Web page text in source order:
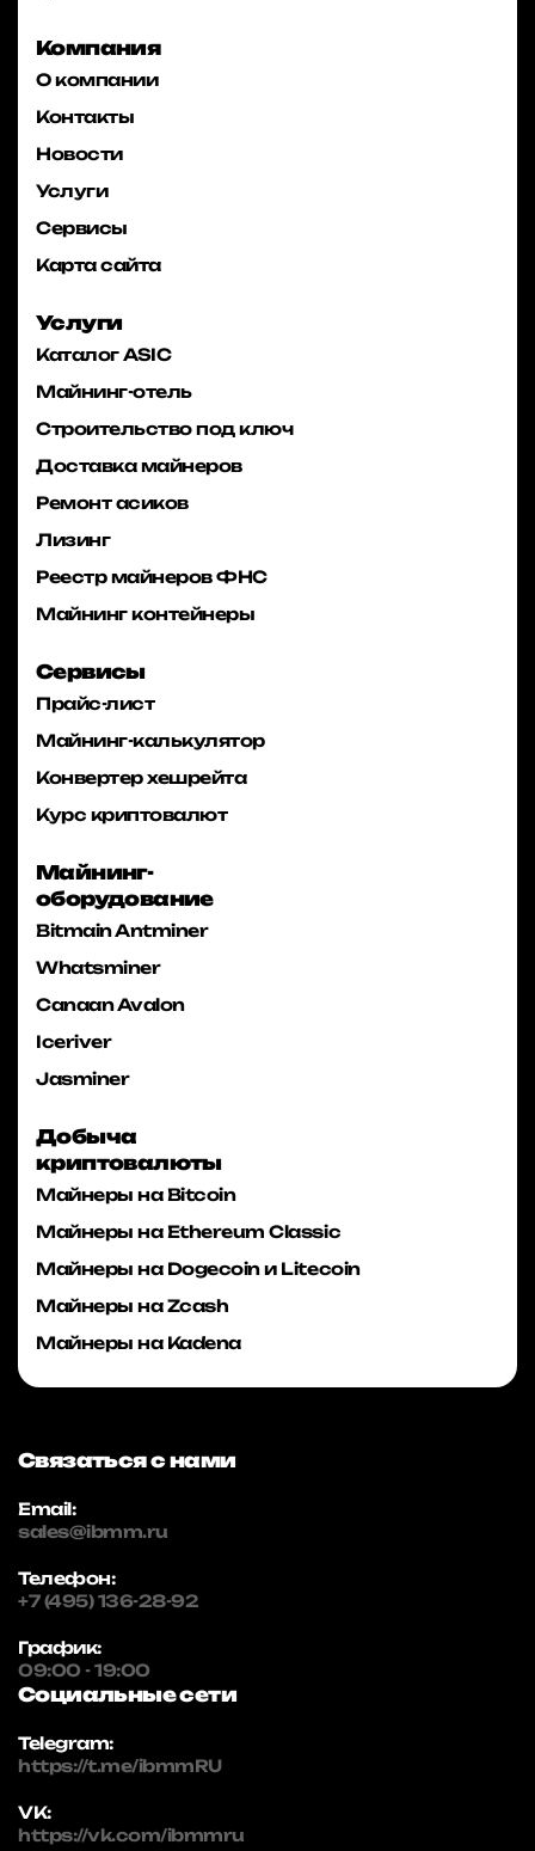
Компания
О компании
Контакты
Новости
Услуги
Сервисы
Карта сайта
Услуги
Каталог ASIC
Майнинг-отель
Строительство под ключ
Доставка майнеров
Ремонт асиков
Лизинг
Реестр майнеров ФНС
Майнинг контейнеры
Сервисы
Прайс-лист
Майнинг-калькулятор
Конвертер хешрейта
Курс криптовалют
Майнинг-
оборудование
Bitmain Antminer
Whatsminer
Canaan Avalon
Iceriver
Jasminer
Добыча
криптовалюты
Майнеры на Bitcoin
Майнеры на Ethereum Classic
Майнеры на Dogecoin и Litecoin
Майнеры на Zcash
Майнеры на Kadena
Связаться с нами
Email:
sales@ibmm.ru
Телефон:
+7 (495) 136-28-92
График:
09:00 - 19:00
Социальные сети
Telegram:
https://t.me/ibmmRU
VK:
https://vk.com/ibmmru